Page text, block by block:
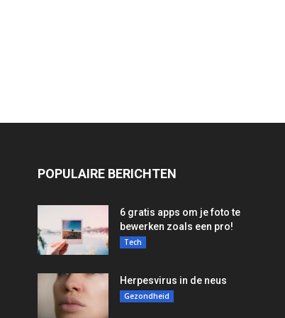
POPULAIRE BERICHTEN
6 gratis apps om je foto te
bewerken zoals een pro!
Tech
Herpesvirus in de neus
Gezondheid